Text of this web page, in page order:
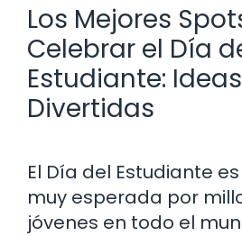
Los Mejores
Celebrar el Día
Estudiante:
Divertidas
El Día del Estudiante
muy esperada por
jóvenes en todo el